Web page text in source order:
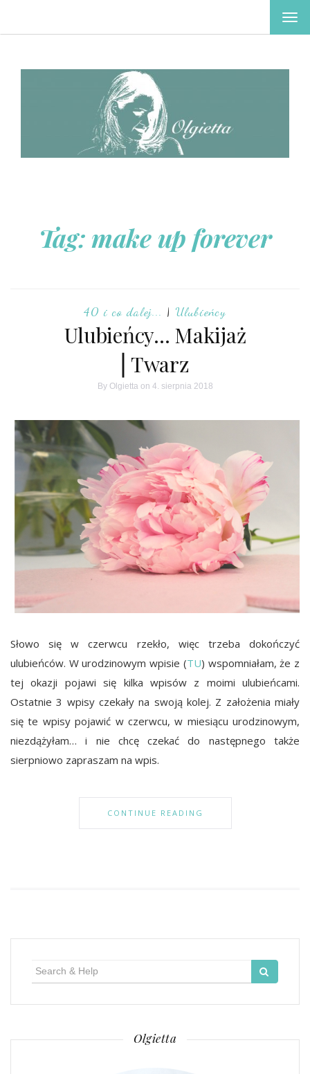
Tag: make up forever
40 i co dalej... | Ulubieńcy
Ulubieńcy… Makijaż
⎢Twarz
By Olgiettaon 4. sierpnia 2018
Słowo się w czerwcu rzekło, więc trzeba dokończyć
ulubieńców. W urodzinowym wpisie (TU) wspomniałam, że z
tej okazji pojawi się kilka wpisów z moimi ulubieńcami.
Ostatnie 3 wpisy czekały na swoją kolej. Z założenia miały
się te wpisy pojawić w czerwcu, w miesiącu urodzinowym,
niezdążyłam… i nie chcę czekać do następnego także
sierpniowo zapraszam na wpis.
CONTINUE READING
Olgietta